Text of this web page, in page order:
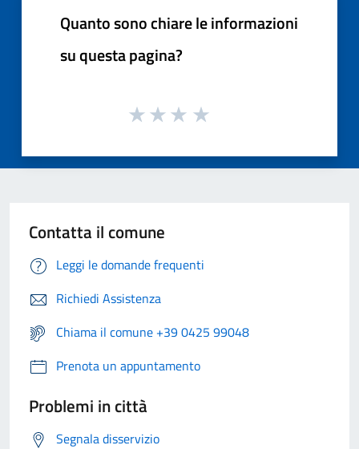
Quanto sono chiare le informazioni
su questa pagina?
Contatta il comune
Leggi le domande frequenti
Richiedi Assistenza
Chiama il comune +39 0425 99048
Prenota un appuntamento
Problemi in città
Segnala disservizio